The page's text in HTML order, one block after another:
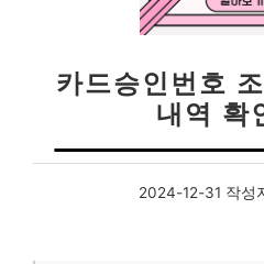
카드승인번호
내역 확
2024-12-31 작성